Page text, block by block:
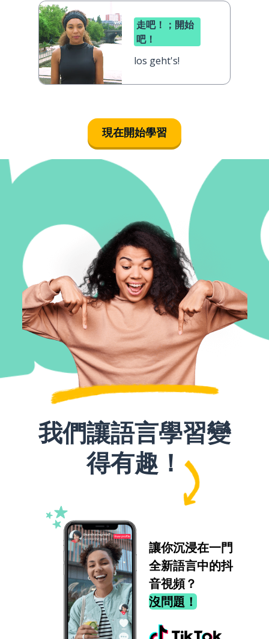
走吧！；開始
吧！
los geht's!
現在開始學習
我們讓語言學習變
得有趣！
讓你沉浸在一門
全新語言中的抖
音視頻？
沒問題！